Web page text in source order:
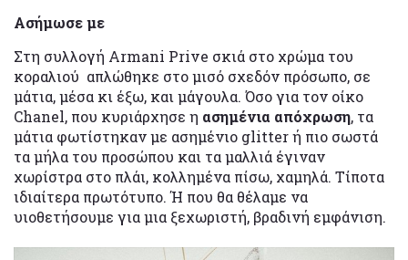
Ασήμωσε με
Στη συλλογή Armani Prive σκιά στο χρώμα του
κοραλιού απλώθηκε στο μισό σχεδόν πρόσωπο, σε
μάτια, μέσα κι έξω, και μάγουλα. Όσο για τον οίκο
Chanel, που κυριάρχησε η ασημένια απόχρωση, τα
μάτια φωτίστηκαν με ασημένιο glitter ή πιο σωστά
τα μήλα του προσώπου και τα μαλλιά έγιναν
χωρίστρα στο πλάι, κολλημένα πίσω, χαμηλά. Τίποτα
ιδιαίτερα πρωτότυπο. Ή που θα θέλαμε να
υιοθετήσουμε για μια ξεχωριστή, βραδινή εμφάνιση.